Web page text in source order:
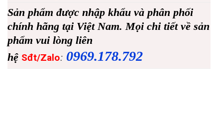
Sản phẩm được nhập khẩu và phân phối
chính hãng tại Việt Nam. Mọi chi tiết về sản
phẩm vui lòng liên
hệ Sđt/Zalo: 0969.178.792